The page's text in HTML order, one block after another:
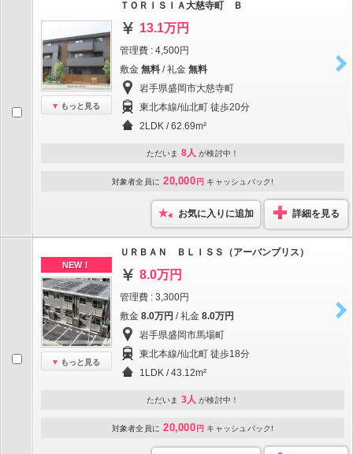
もっと見る
ＴＯＲＩＳＩＡ大慈寺町 Ｂ
13.1万円
管理費 : 4,500円
敷金 無料 / 礼金 無料
岩手県盛岡市大慈寺町
東北本線/仙北町 徒歩20分
2LDK / 62.69m²
ただいま 8人 が検討中！
対象者全員に 20,000 円 キャッシュバック!
お気に入りに追加 詳細を見る
NEW！
もっと見る
ＵＲＢＡＮ ＢＬＩＳＳ（アーバンブリス）
8.0万円
管理費 : 3,300円
敷金 8.0万円 / 礼金 8.0万円
岩手県盛岡市馬場町
東北本線/仙北町 徒歩18分
1LDK / 43.12m²
ただいま 3人 が検討中！
対象者全員に 20,000 円 キャッシュバック!